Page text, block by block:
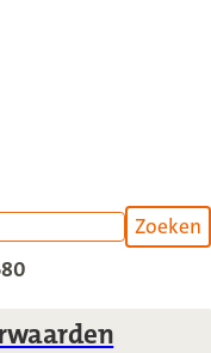
Zoeken